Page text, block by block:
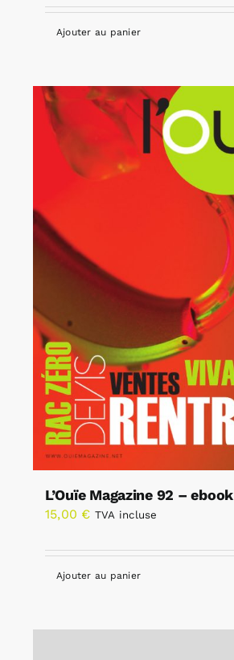
Ajouter au panier
L’Ouïe Magazine 92 – ebook
15,00 € TVA incluse
Ajouter au panier